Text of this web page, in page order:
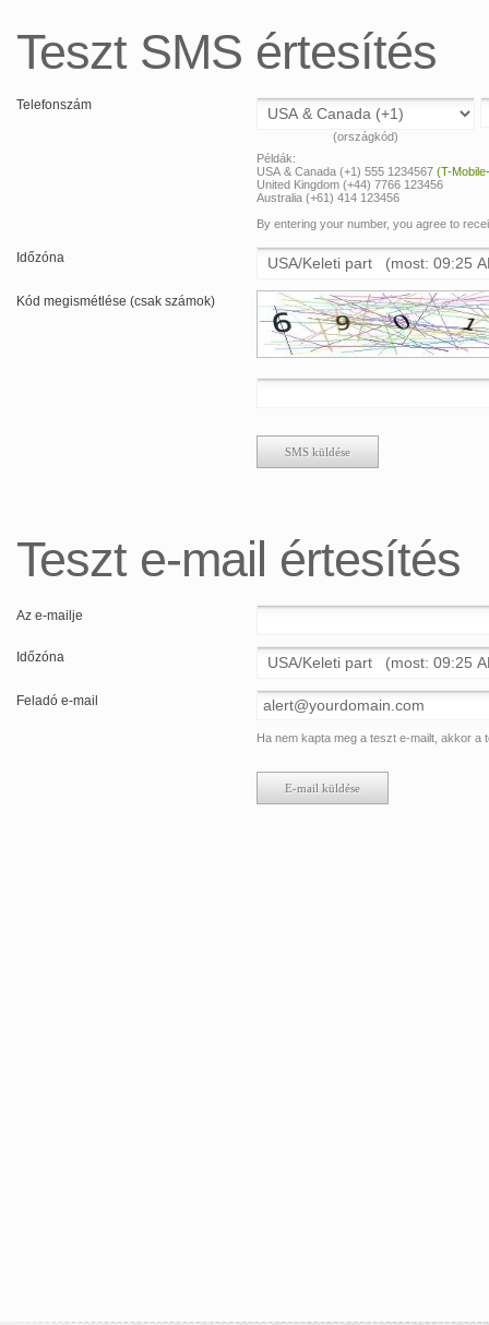
Teszt SMS értesítés
Telefonszám
(országkód)
Példák:
USA & Canada (+1) 555 1234567 (T-
United Kingdom (+44) 7766 123456
Australia (+61) 414 123456
By entering your number, you agree to
Időzóna
Kód megismétlése (csak számok)
Teszt e-mail értesítés
Az e-mailje
Időzóna
Feladó e-mail
Ha nem kapta meg a teszt e-mailt, akkor a